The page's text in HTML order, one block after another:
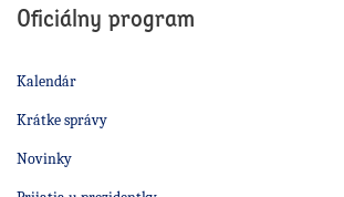
Oficiálny program
Kalendár
Krátke správy
Novinky